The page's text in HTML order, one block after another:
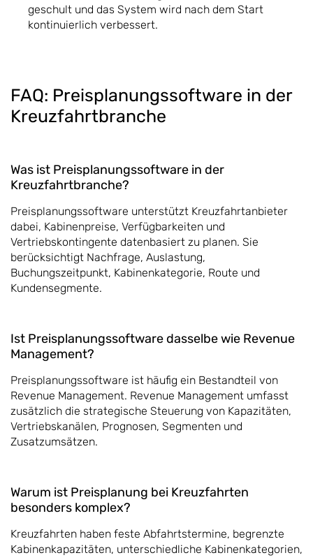
geschult und das System wird nach dem Start
kontinuierlich verbessert.
FAQ: Preisplanungssoftware in der
Kreuzfahrtbranche
Was ist Preisplanungssoftware in der
Kreuzfahrtbranche?
Preisplanungssoftware unterstützt Kreuzfahrtanbieter
dabei, Kabinenpreise, Verfügbarkeiten und
Vertriebskontingente datenbasiert zu planen. Sie
berücksichtigt Nachfrage, Auslastung,
Buchungszeitpunkt, Kabinenkategorie, Route und
Kundensegmente.
Ist Preisplanungssoftware dasselbe wie Revenue
Management?
Preisplanungssoftware ist häufig ein Bestandteil von
Revenue Management. Revenue Management umfasst
zusätzlich die strategische Steuerung von Kapazitäten,
Vertriebskanälen, Prognosen, Segmenten und
Zusatzumsätzen.
Warum ist Preisplanung bei Kreuzfahrten
besonders komplex?
Kreuzfahrten haben feste Abfahrtstermine, begrenzte
Kabinenkapazitäten, unterschiedliche Kabinenkategorien,